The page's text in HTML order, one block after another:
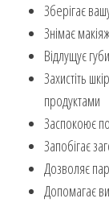
Зберігає
Знімає
Відлущує
Захистіть
продуктами
Заспокоює
Запобігає
Дозволяє
Допомагає